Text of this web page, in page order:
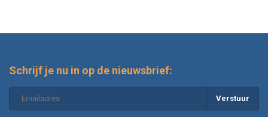
Schrijf je nu in op de nieuwsbrief:
Verstuur